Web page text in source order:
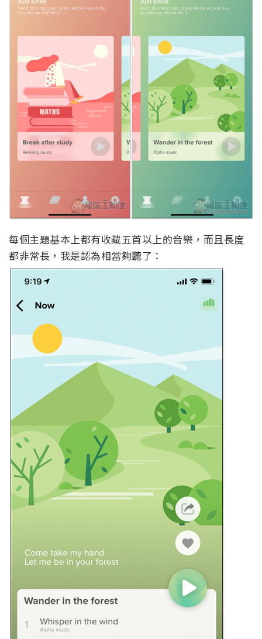
每個主題基本上都有收藏五首以上的音樂，而且長度
都非常長，我是認為相當夠聽了：